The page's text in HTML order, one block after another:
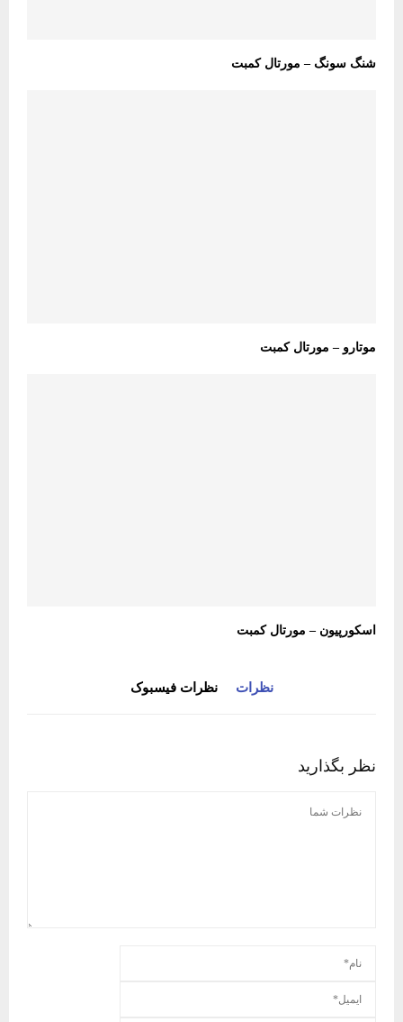
شنگ سونگ – مورتال کمبت
موتارو – مورتال کمبت
اسکورپیون – مورتال کمبت
نظرات نظرات فیسبوک
نظر بگذارید